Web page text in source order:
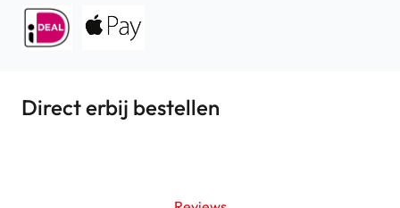
Direct erbij bestellen